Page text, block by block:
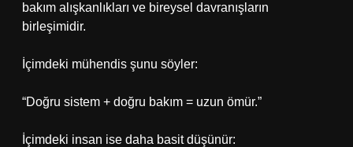
bakım alışkanlıkları ve bireysel davranışların
birleşimidir.
İçimdeki mühendis şunu söyler:
“Doğru sistem + doğru bakım = uzun ömür.”
İçimdeki insan ise daha basit düşünür: